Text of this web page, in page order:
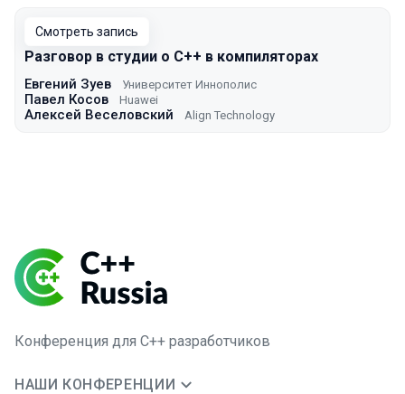
Смотреть запись
Разговор в студии о С++ в компиляторах
Евгений Зуев Университет Иннополис
Павел Косов Huawei
Алексей Веселовский Align Technology
Конференция для C++ разработчиков
НАШИ КОНФЕРЕНЦИИ